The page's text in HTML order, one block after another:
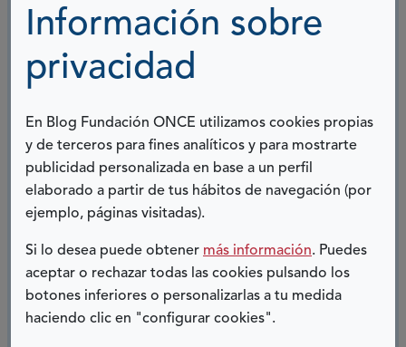
Información sobre
privacidad
En Blog Fundación ONCE utilizamos cookies propias
y de terceros para fines analíticos y para mostrarte
publicidad personalizada en base a un perfil
elaborado a partir de tus hábitos de navegación (por
ejemplo, páginas visitadas).
Si lo desea puede obtener más información. Puedes
aceptar o rechazar todas las cookies pulsando los
botones inferiores o personalizarlas a tu medida
haciendo clic en "configurar cookies".
COMPARTIR:
ENTRADAS RELACIONADAS